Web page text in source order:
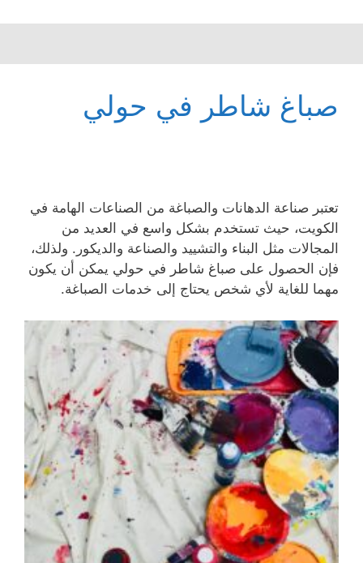
صباغ شاطر في حولي
تعتبر صناعة الدهانات والصباغة من الصناعات الهامة في
الكويت، حيث تستخدم بشكل واسع في العديد من
المجالات مثل البناء والتشييد والصناعة والديكور. ولذلك،
فإن الحصول على صباغ شاطر في حولي يمكن أن يكون
مهما للغاية لأي شخص يحتاج إلى خدمات الصباغة.